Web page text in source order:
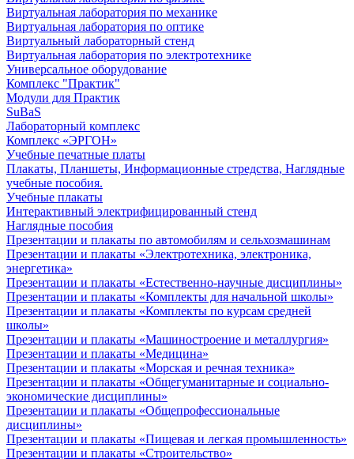
Виртуальная лаборатория по механике
Виртуальная лаборатория по оптике
Виртуальный лабораторный стенд
Виртуальная лаборатория по электротехнике
Универсальное оборудование
Комплекс "Практик"
Модули для Практик
SuBaS
Лабораторный комплекс
Комплекс «ЭРГОН»
Учебные печатные платы
Плакаты, Планшеты, Информационные стредства, Наглядные
учебные пособия.
Учебные плакаты
Интерактивный электрифицированный стенд
Наглядные пособия
Презентации и плакаты по автомобилям и сельхозмашинам
Презентации и плакаты «Электротехника, электроника,
энергетика»
Презентации и плакаты «Естественно-научные дисциплины»
Презентации и плакаты «Комплекты для начальной школы»
Презентации и плакаты «Комплекты по курсам средней
школы»
Презентации и плакаты «Машиностроение и металлургия»
Презентации и плакаты «Медицина»
Презентации и плакаты «Морская и речная техника»
Презентации и плакаты «Общегуманитарные и социально-
экономические дисциплины»
Презентации и плакаты «Общепрофессиональные
дисциплины»
Презентации и плакаты «Пищевая и легкая промышленность»
Презентации и плакаты «Строительство»